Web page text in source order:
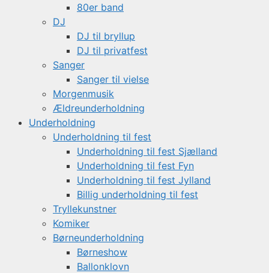
80er band
DJ
DJ til bryllup
DJ til privatfest
Sanger
Sanger til vielse
Morgenmusik
Ældreunderholdning
Underholdning
Underholdning til fest
Underholdning til fest Sjælland
Underholdning til fest Fyn
Underholdning til fest Jylland
Billig underholdning til fest
Tryllekunstner
Komiker
Børneunderholdning
Børneshow
Ballonklovn